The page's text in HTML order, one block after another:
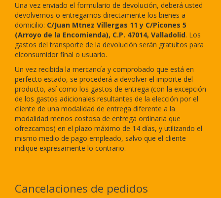
Una vez enviado el formulario de devolución, deberá usted
devolvernos o entregarnos directamente los bienes a
domicilio: C/Juan Mtnez Villergas 11 y C/Picones 5
(Arroyo de la Encomienda), C.P. 47014, Valladolid. Los
gastos del transporte de la devolución serán gratuitos para
elconsumidor final o usuario.
Un vez recibida la mercancía y comprobado que está en
perfecto estado, se procederá a devolver el importe del
producto, así como los gastos de entrega (con la excepción
de los gastos adicionales resultantes de la elección por el
cliente de una modalidad de entrega diferente a la
modalidad menos costosa de entrega ordinaria que
ofrezcamos) en el plazo máximo de 14 días, y utilizando el
mismo medio de pago empleado, salvo que el cliente
indique expresamente lo contrario.
Cancelaciones de pedidos